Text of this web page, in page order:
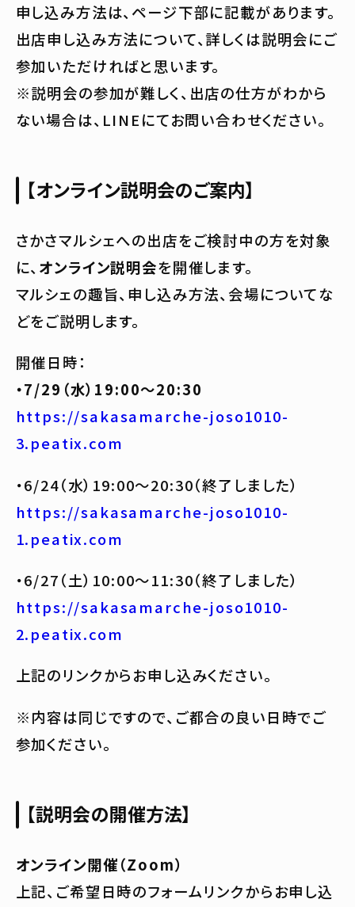
申し込み方法は、ページ下部に記載があります。
出店申し込み方法について、詳しくは説明会にご
参加いただければと思います。
※説明会の参加が難しく、出店の仕方がわから
ない場合は、LINEにてお問い合わせください。
【オンライン説明会のご案内】
さかさマルシェへの出店をご検討中の方を対象
に、 オンライン説明会を開催します。
マルシェの趣旨、申し込み方法、会場についてな
どをご説明します。
開催日時：
・7/29（水）19:00〜20:30
https://sakasamarche-joso1010-
3.peatix.com
・6/24（水）19:00〜20:30（終了しました）
https://sakasamarche-joso1010-
1.peatix.com
・6/27（土）10:00〜11:30（終了しました）
https://sakasamarche-joso1010-
2.peatix.com
上記のリンクからお申し込みください。
※内容は同じですので、ご都合の良い日時でご
参加ください。
【説明会の開催方法】
オンライン開催（Zoom）
上記、ご希望日時のフォームリンクからお申し込